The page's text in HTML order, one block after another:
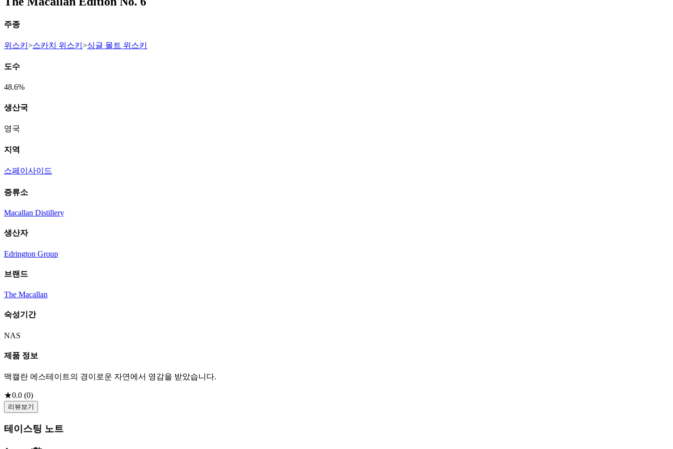
주종
위스키 >스카치 위스키 >싱글 몰트 위스키
도수
48.6%
생산국
영국
지역
스페이사이드
증류소
Macallan Distillery
생산자
Edrington Group
브랜드
The Macallan
숙성기간
NAS
제품 정보
맥캘란 에스테이트의 경이로운 자연에서 영감을 받았습니다.
★0.0 (0)
리뷰보기
테이스팅 노트